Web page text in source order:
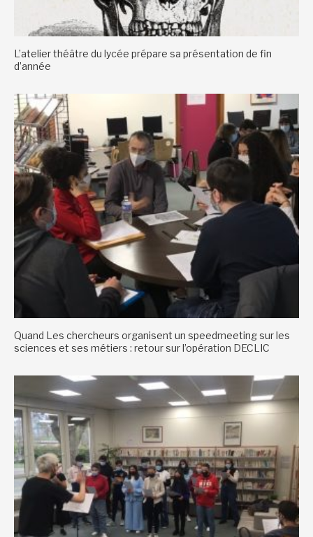
L’atelier théâtre du lycée prépare sa présentation de fin
d’année
Quand Les chercheurs organisent un speedmeeting sur les
sciences et ses métiers : retour sur l’opération DECLIC